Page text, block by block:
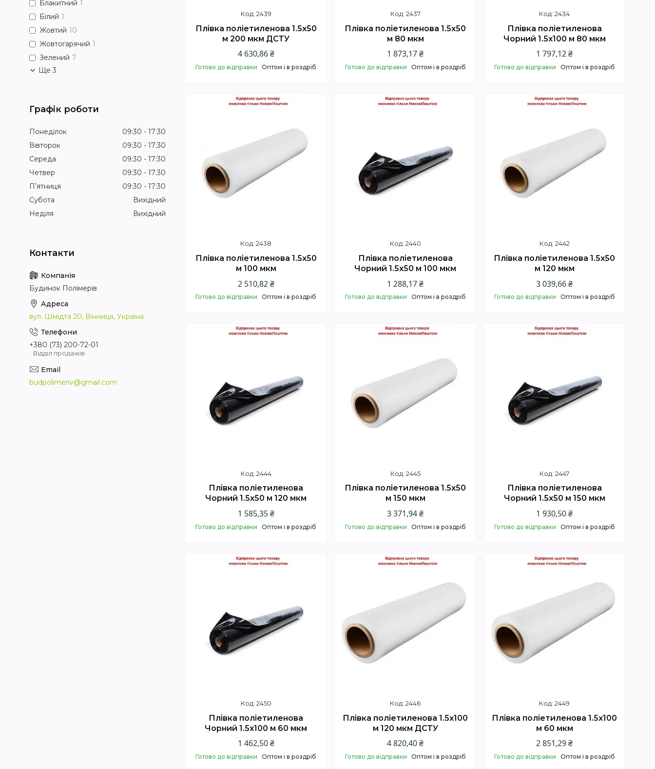
2439
Плівка поліетиленова 1.5х50
м 200 мкм ДСТУ
4 630,86 ₴
Готово до відправки Оптом і в роздріб
Купити
2437
Плівка поліетиленова 1.5х50
м 80 мкм
1 873,17 ₴
Готово до відправки Оптом і в роздріб
Купити
2434
Плівка поліетиленова
Чорний 1.5х100 м 80 мкм
1 797,12 ₴
Готово до відправки Оптом і в роздріб
Купити
2438
Плівка поліетиленова 1.5х50
м 100 мкм
2 510,82 ₴
Готово до відправки Оптом і в роздріб
Купити
2440
Плівка поліетиленова
Чорний 1.5х50 м 100 мкм
1 288,17 ₴
Готово до відправки Оптом і в роздріб
Купити
2442
Плівка поліетиленова 1.5х50
м 120 мкм
3 039,66 ₴
Готово до відправки Оптом і в роздріб
Купити
2444
Плівка поліетиленова
Чорний 1.5х50 м 120 мкм
1 585,35 ₴
Готово до відправки Оптом і в роздріб
Купити
2445
Плівка поліетиленова 1.5х50
м 150 мкм
3 371,94 ₴
Готово до відправки Оптом і в роздріб
Купити
2447
Плівка поліетиленова
Чорний 1.5х50 м 150 мкм
1 930,50 ₴
Готово до відправки Оптом і в роздріб
Купити
2450
Плівка поліетиленова
Чорний 1.5х100 м 60 мкм
1 462,50 ₴
Готово до відправки Оптом і в роздріб
2446
Плівка поліетиленова 1.5х100
м 120 мкм ДСТУ
4 820,40 ₴
Готово до відправки Оптом і в роздріб
2449
Плівка поліетиленова 1.5х100
м 60 мкм
2 851,29 ₴
Готово до відправки Оптом і в роздріб
Блакитний 1
Білий 1
Жовтий 10
Жовтогарячий 1
Зелений 7
Ще 3
Графік роботи
Понеділок 09:30
17:30
Вівторок
09:30
17:30
Середа
09:30
17:30
Четвер
09:30
17:30
Пʼятниця
09:30
17:30
Субота
Вихідний
Неділя
Вихідний
Будинок Полімерів
вул. Шмідта 20, Вінниця, Україна
+380 (73) 200-72-01
Відділ продажів
budpolimeriv@gmail.com